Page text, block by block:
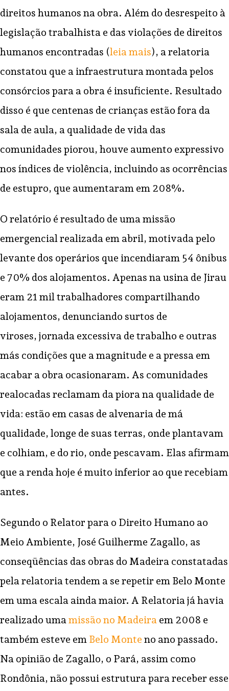
direitos humanos na obra. Além do desrespeito à
legislação trabalhista e das violações de direitos
humanos encontradas (leia mais), a relatoria
constatou que a infraestrutura montada pelos
consórcios para a obra é insuficiente. Resultado
disso é que centenas de crianças estão fora da
sala de aula, a qualidade de vida das
comunidades piorou, houve aumento expressivo
nos índices de violência, incluindo as ocorrências
de estupro, que aumentaram em 208%.
O relatório é resultado de uma missão
emergencial realizada em abril, motivada pelo
levante dos operários que incendiaram 54 ônibus
e 70% dos alojamentos. Apenas na usina de Jirau
eram 21 mil trabalhadores compartilhando
alojamentos, denunciando surtos de
viroses, jornada excessiva de trabalho e outras
más condições que a magnitude e a pressa em
acabar a obra ocasionaram. As comunidades
realocadas reclamam da piora na qualidade de
vida: estão em casas de alvenaria de má
qualidade, longe de suas terras, onde plantavam
e colhiam, e do rio, onde pescavam. Elas afirmam
que a renda hoje é muito inferior ao que recebiam
antes.
Segundo o Relator para o Direito Humano ao
Meio Ambiente, José Guilherme Zagallo, as
conseqüências das obras do Madeira constatadas
pela relatoria tendem a se repetir em Belo Monte
em uma escala ainda maior. A Relatoria já havia
realizado umamissão no Madeira em 2008 e
também esteve em Belo Monte no ano passado.
Na opinião de Zagallo, o Pará, assim como
Rondônia, não possui estrutura para receber esse